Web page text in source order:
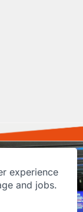
experience
and jobs.